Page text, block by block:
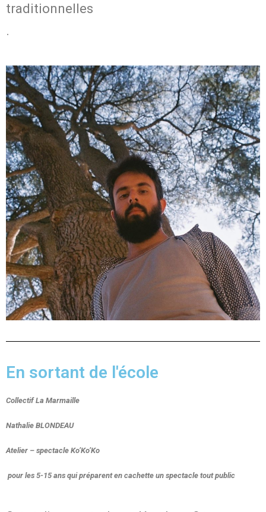
traditionnelles
.
En sortant de l'école
Collectif La Marmaille
Nathalie BLONDEAU
Atelier – spectacle Ko’Ko’Ko
pour les 5-15 ans qui préparent en cachette un spectacle tout public